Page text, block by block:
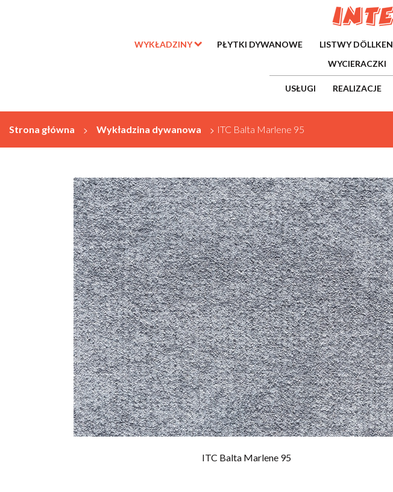
WYKŁADZINY PŁYTKI DYWANOWE LISTWY DÖLLKEN
WYCIERACZKI
USŁUGI REALIZACJE
Strona główna > Wykładzina dywanowa > ITC Balta Marlene 95
ITC Balta Marlene 95